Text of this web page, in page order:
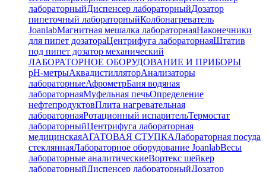
лабораторныйДиспенсер лабораторныйДозатор
пипеточный лабораторныйКолбонагреватель
JoanlabМагнитная мешалка лабораторнаяНаконечники
для пипет дозатораЦентрифуга лабораторнаяШтатив
под пипет дозатор механический
ЛАБОРАТОРНОЕ ОБОРУДОВАНИЕ И ПРИБОРЫ
pH-метрыАквадистилляторАнализаторы
лабораторныеАфрометрБаня водяная
лабораторнаяМуфельная печьОпределение
нефтепродуктовПлита нагревательная
лабораторнаяРотационный испарительТермостат
лабораторныйЦентрифуга лабораторная
медицинскаяАГАТОВАЯ СТУПКАЛабораторная посуда
стекляннаяЛабораторное оборудование JoanlabВесы
лабораторные аналитическиеВортекс шейкер
лабораторныйДиспенсер лабораторныйДозатор